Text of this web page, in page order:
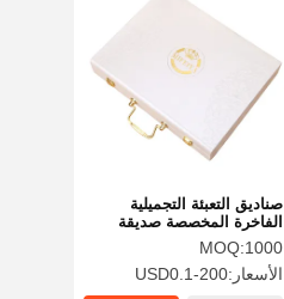
صناديق التعبئة التجميلية
الفاخرة المخصصة صديقة
للبيئة مع بنية قوية
MOQ:1000
الأسعار:USD0.1-200